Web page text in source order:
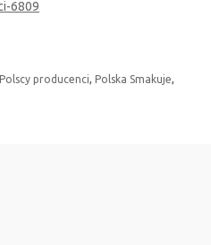
Polscy producenci, Polska Smakuje,